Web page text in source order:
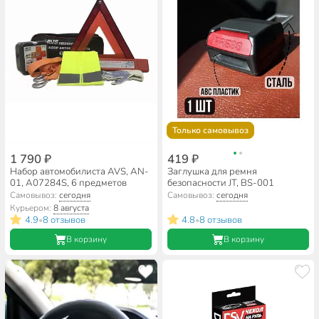
1 790 ₽
Набор автомобилиста AVS, AN-
01, A07284S, 6 предметов
Самовывоз:сегодня
Курьером:8 августа
4.9•8 отзывов
В корзину
Только самовывоз
419 ₽
Заглушка для ремня
безопасности JT, BS-001
Самовывоз: сегодня
4.8•8 отзывов
В корзину